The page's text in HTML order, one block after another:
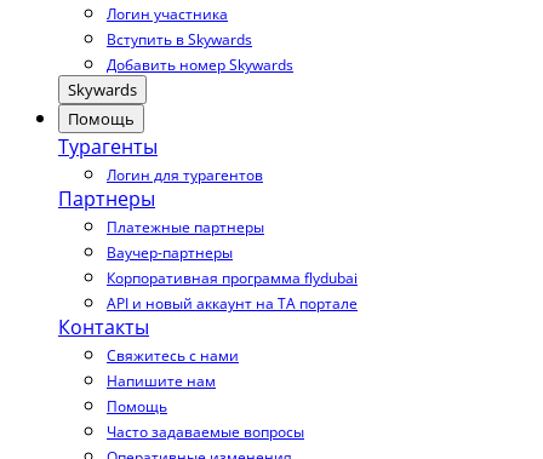
Логин участника
Вступить в Skywards
Добавить номер Skywards
Skywards
Помощь
Турагенты
Логин для турагентов
Партнеры
Платежные партнеры
Ваучер-партнеры
Корпоративная программа flydubai
API и новый аккаунт на TA портале
Контакты
Свяжитесь с нами
Напишите нам
Помощь
Часто задаваемые вопросы